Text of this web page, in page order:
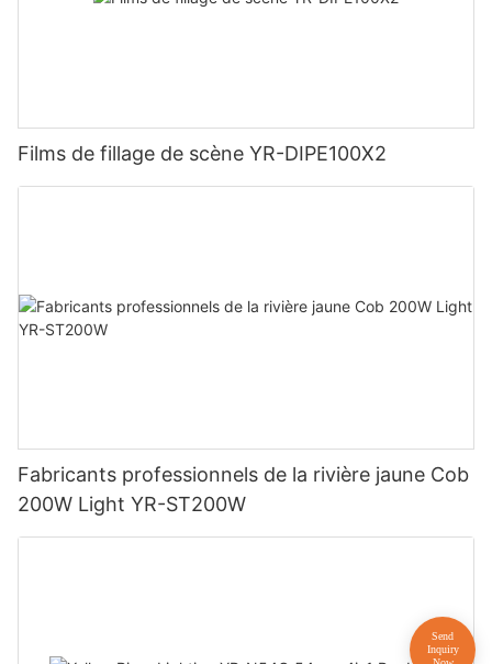
Films de fillage de scène YR-DIPE100X2
Fabricants professionnels de la rivière jaune Cob
200W Light YR-ST200W